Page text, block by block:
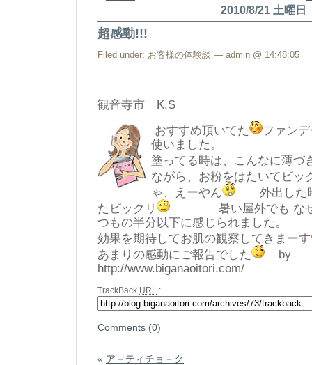
2010/8/21 土曜日
超感動!!!
Filed under: お客様の体験談 — admin @ 14:48:05
観音寺市 K.S
おすすめ頂いてた
ファン
使いました。
塗ってる時は、こんなに薄づ
ながら、お粉をはたいてビッ
ゃ、えーやん
外出した時
たビックリ
暑い屋外でも なぜ
つもの半分以下に感じられました
効果を期待してお肌の観察してきまーす
あまりの感動にご報告でした
by
http://www.biganaoitori.com/
TrackBack URL :
Comments (0)
« ア－ティチョ－ク